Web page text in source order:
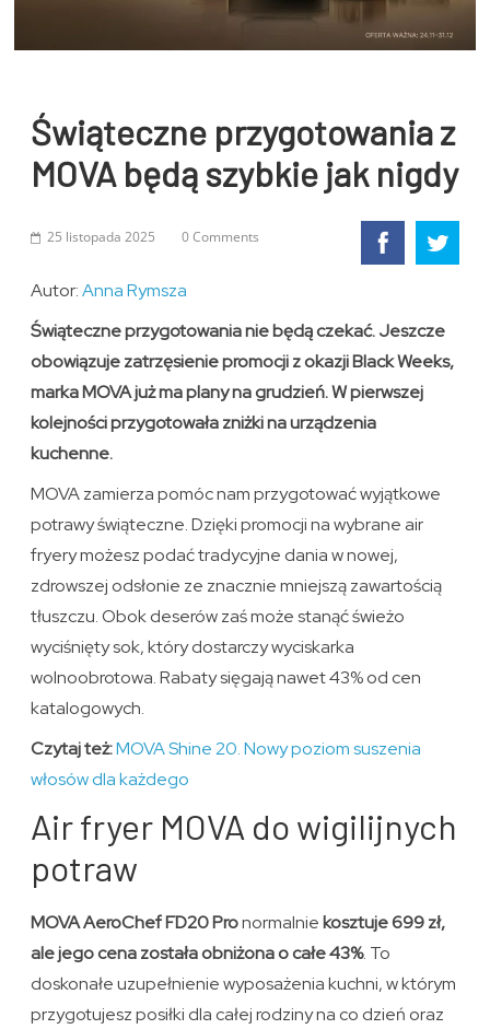
Świąteczne przygotowania z
MOVA będą szybkie jak nigdy
25 listopada 2025 0 Comments
Autor:Anna Rymsza
Świąteczne przygotowania nie będą czekać. Jeszcze
obowiązuje zatrzęsienie promocji z okazji Black Weeks,
marka MOVA już ma plany na grudzień. W pierwszej
kolejności przygotowała zniżki na urządzenia
kuchenne.
MOVA zamierza pomóc nam przygotować wyjątkowe
potrawy świąteczne. Dzięki promocji na wybrane air
fryery możesz podać tradycyjne dania w nowej,
zdrowszej odsłonie ze znacznie mniejszą zawartością
tłuszczu. Obok deserów zaś może stanąć świeżo
wyciśnięty sok, który dostarczy wyciskarka
wolnoobrotowa. Rabaty sięgają nawet 43% od cen
katalogowych.
Czytaj też:MOVA Shine 20. Nowy poziom suszenia
włosów dla każdego
Air fryer MOVA do wigilijnych
potraw
MOVA AeroChef FD20 Pronormalniekosztuje 699 zł,
ale jego cena została obniżona o całe 43%. To
doskonałe uzupełnienie wyposażenia kuchni, w którym
przygotujesz posiłki dla całej rodziny na co dzień oraz